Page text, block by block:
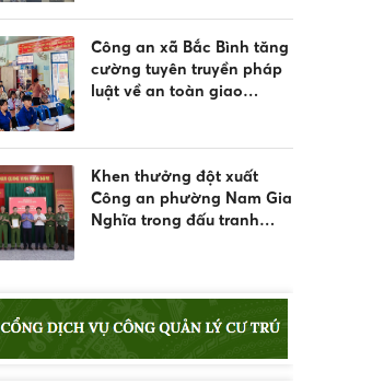
Công an xã Bắc Bình tăng
cường tuyên truyền pháp
luật về an toàn giao
Khen thưởng đột xuất
Công an phường Nam Gia
Nghĩa trong đấu tranh